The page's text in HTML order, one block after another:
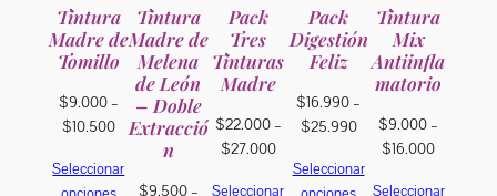
en
la
página
de
producto
en
la
página
de
Tintura
Madre de
Tomillo
$9.000 –
$10.500Rango
precios:
Seleccionar
Tintura
Madre de
Melena
de León
– Doble
Extracció
n
$9.500 –
Pack
Tres
Tinturas
Madre
$22.000 –
$27.000Rango
Seleccionar
Pack
Digestión
Feliz
$16.990 –
$25.990Rango
precios:
Seleccionar
Tintura
Mix
Antiinfla
matorio
$9.000 –
$16.000Rango
Seleccionar